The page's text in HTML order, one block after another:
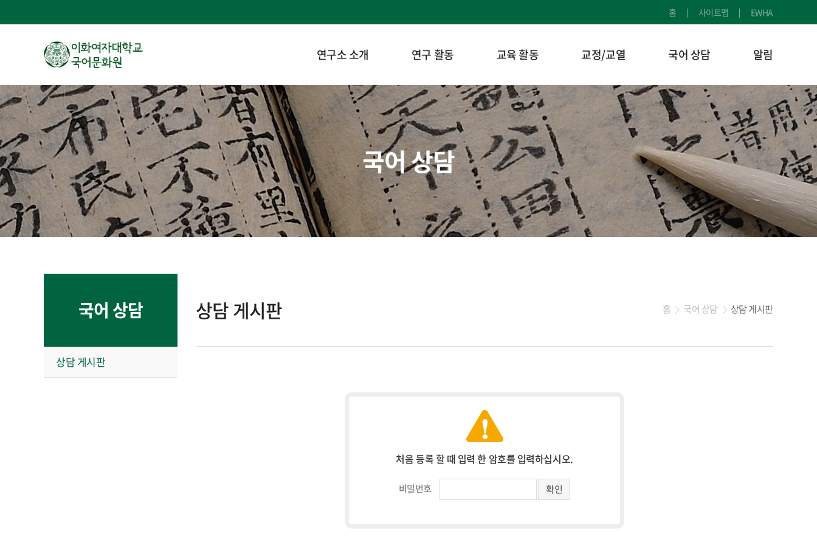
홈 사이트맵 EWHA
연구소 소개 연구 활동 교육 활동 교정/교열 국어 상담 알림
국어 상담
국어 상담
상담 게시판
상담 게시판 홈 > 국어 상담 > 상담 게시판
처음 등록 할 때 입력 한 암호를 입력하십시오.
비밀번호